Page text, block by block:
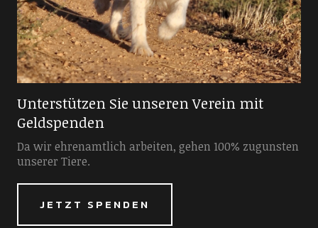
Unterstützen Sie unseren Verein mit
Geldspenden
Da wir ehrenamtlich arbeiten, gehen 100% zugunsten
unserer Tiere.
JETZT SPENDEN